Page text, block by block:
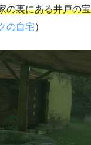
の裏にある井戸の宝
の自宅）